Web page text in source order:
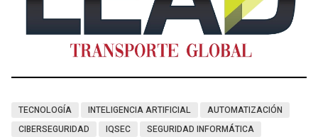
TECNOLOGÍA INTELIGENCIA ARTIFICIAL
AUTOMATIZACIÓN
CIBERSEGURIDAD
IQSEC
SEGURIDAD INFORMÁTICA